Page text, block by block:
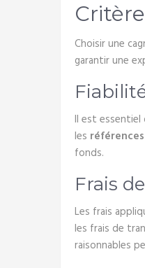
Choisir une
garantir une
Il est essentiel
les références
fonds.
Frais
Les frais
les frais de
raisonnables